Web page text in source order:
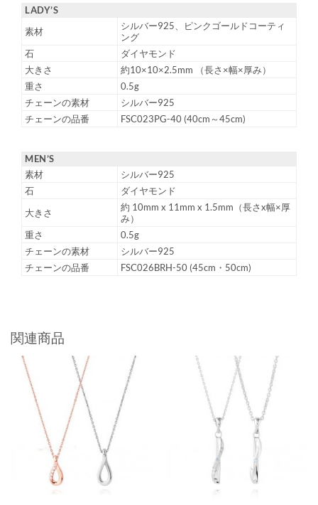
LADY’S
素材
シルバー925、ピンクゴールドコーティ
ング
石
ダイヤモンド
大きさ
約10×10×2.5mm （長さ×幅×厚み）
重さ
0.5g
チェーンの素材
シルバー925
チェーンの品番
FSC023PG-40 (40cm～45cm)
MEN’S
素材
シルバー925
石
ダイヤモンド
大きさ
約 10mm x 11mm x 1.5mm（長さx幅×厚
み）
重さ
0.5g
チェーンの素材
シルバー925
チェーンの品番
FSC026BRH-50 (45cm・50cm)
関連商品